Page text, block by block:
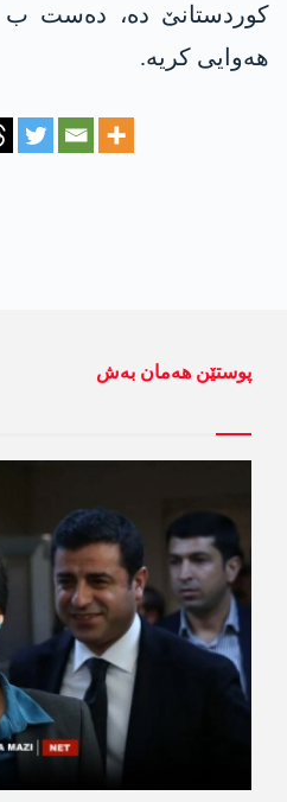
کوردستانێ دە، دەست ب
هەوایی کریە.
پوستێن ھەمان بەش